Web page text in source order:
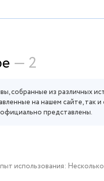
— 2
собранные из различных
на нашем сайте, так
представлены.
использования: